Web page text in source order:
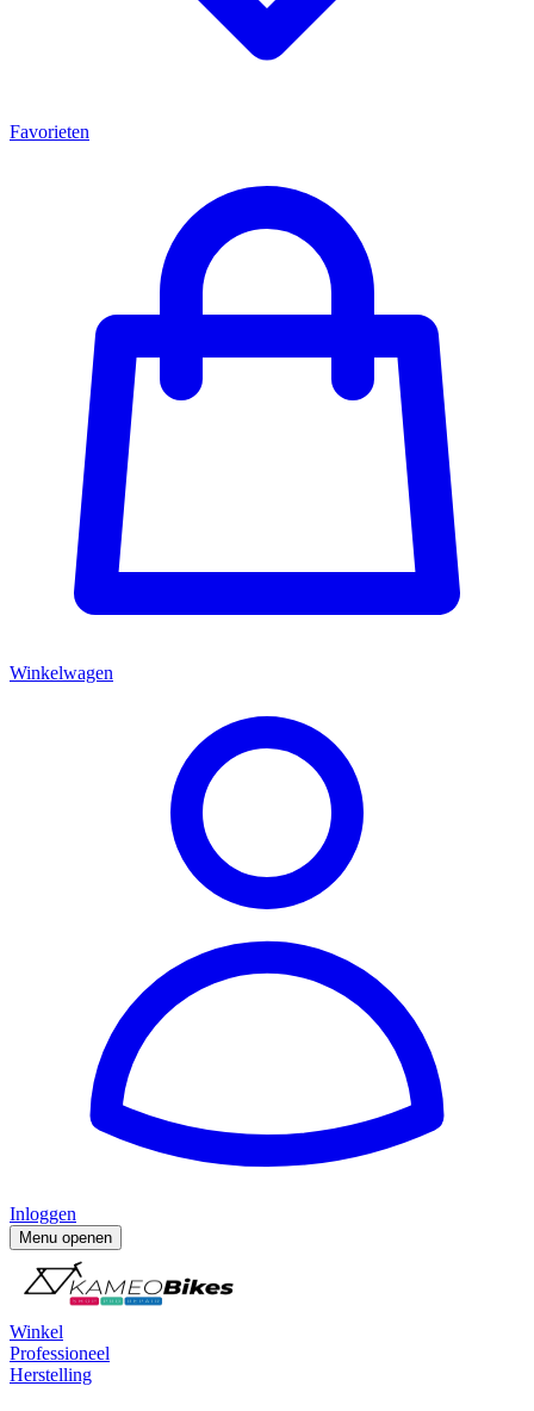
Favorieten
Winkelwagen
Inloggen
Menu openen
Winkel
Professioneel
Herstelling